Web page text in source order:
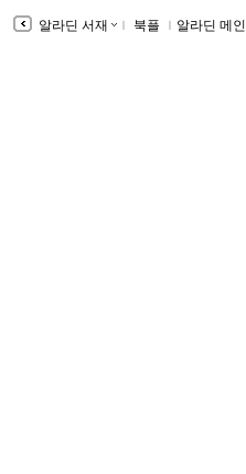
알라딘 서재 ｌ 북플 ｌ 알라딘 메인